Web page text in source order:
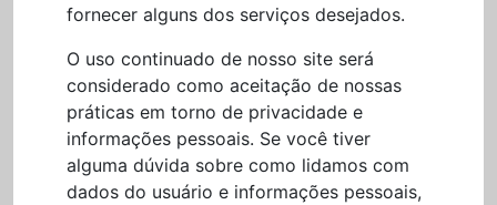
fornecer alguns dos serviços desejados.
O uso continuado de nosso site será
considerado como aceitação de nossas
práticas em torno de privacidade e
informações pessoais. Se você tiver
alguma dúvida sobre como lidamos com
dados do usuário e informações pessoais,